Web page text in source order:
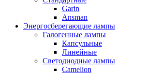
Garin
Ansman
Энергосберегающие лампы
Галогенные лампы
Капсульные
Линейные
Светодиодные лампы
Camelion